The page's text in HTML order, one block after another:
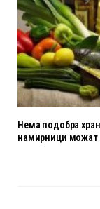
Нема подобра
намирници можат